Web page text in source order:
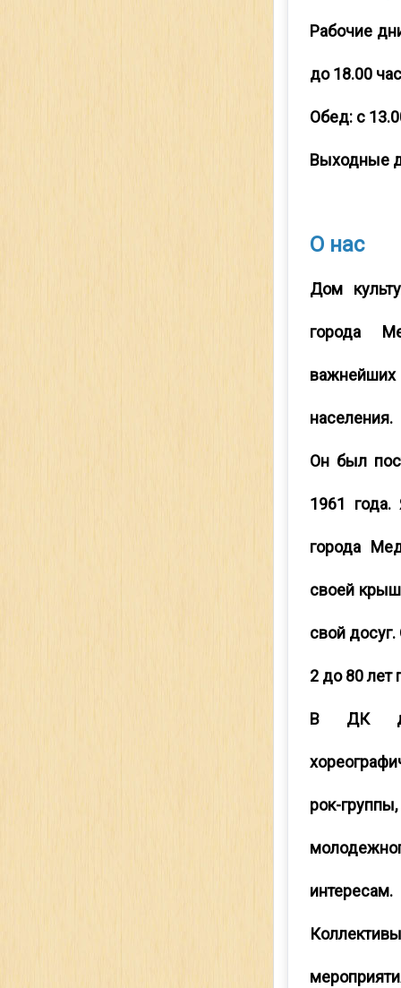
Рабочие
до 18.00
Обед: с
Выходные
О нас
Дом
города
населения.
Он был
1961 года.
города
своей
свой
2 до 80 лет
В ДК
рок-
интересам.